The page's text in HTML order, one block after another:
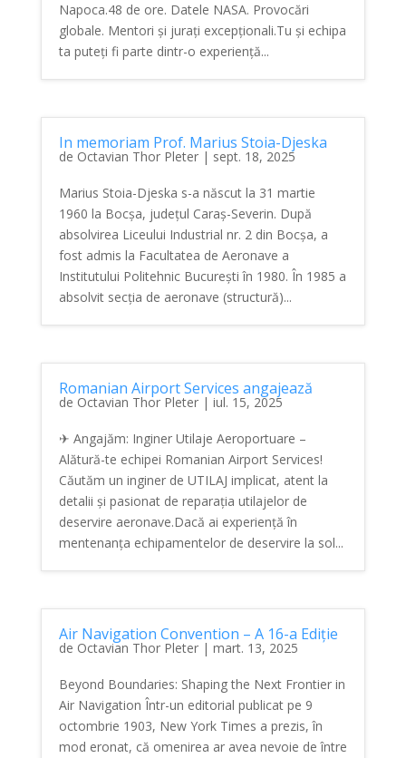
Napoca.48 de ore. Datele NASA. Provocări
globale. Mentori și jurați excepționali.Tu și echipa
ta puteți fi parte dintr-o experiență...
In memoriam Prof. Marius Stoia-Djeska
de Octavian Thor Pleter| sept. 18, 2025
Marius Stoia-Djeska s-a născut la 31 martie
1960 la Bocșa, județul Caraș-Severin. După
absolvirea Liceului Industrial nr. 2 din Bocșa, a
fost admis la Facultatea de Aeronave a
Institutului Politehnic București în 1980. În 1985 a
absolvit secția de aeronave (structură)...
Romanian Airport Services angajează
de Octavian Thor Pleter| iul. 15, 2025
✈ Angajăm: Inginer Utilaje Aeroportuare –
Alătură-te echipei Romanian Airport Services!
Căutăm un inginer de UTILAJ implicat, atent la
detalii și pasionat de reparația utilajelor de
deservire aeronave.Dacă ai experiență în
mentenanța echipamentelor de deservire la sol...
Air Navigation Convention – A 16-a Ediție
de Octavian Thor Pleter| mart. 13, 2025
Beyond Boundaries: Shaping the Next Frontier in
Air Navigation Într-un editorial publicat pe 9
octombrie 1903, New York Times a prezis, în
mod eronat, că omenirea ar avea nevoie de între